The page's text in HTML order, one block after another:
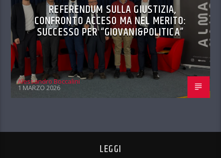
REFERENDUM SULLA GIUSTIZIA,
CONFRONTO ACCESO MA NEL MERITO:
SUCCESSO PER “GIOVANI&POLITICA”
Alessandro Boccalini
1 MARZO 2026
LEGGI